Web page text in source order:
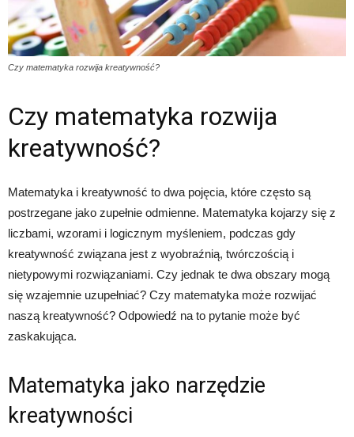
Czy matematyka rozwija kreatywność?
Czy matematyka rozwija
kreatywność?
Matematyka i kreatywność to dwa pojęcia, które często są
postrzegane jako zupełnie odmienne. Matematyka kojarzy się z
liczbami, wzorami i logicznym myśleniem, podczas gdy
kreatywność związana jest z wyobraźnią, twórczością i
nietypowymi rozwiązaniami. Czy jednak te dwa obszary mogą
się wzajemnie uzupełniać? Czy matematyka może rozwijać
naszą kreatywność? Odpowiedź na to pytanie może być
zaskakująca.
Matematyka jako narzędzie
kreatywności